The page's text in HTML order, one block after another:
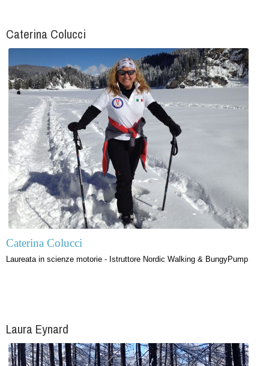
Caterina Colucci
Caterina Colucci
Laureata in scienze motorie - Istruttore Nordic Walking & BungyPump
Laura Eynard